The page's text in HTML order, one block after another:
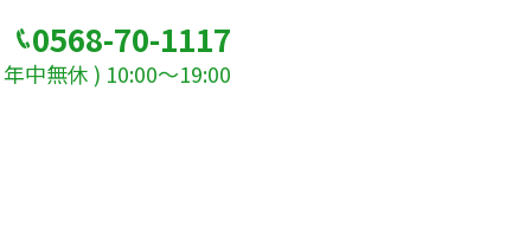
0568-70-1117
中無休 ) 10:00～19:00